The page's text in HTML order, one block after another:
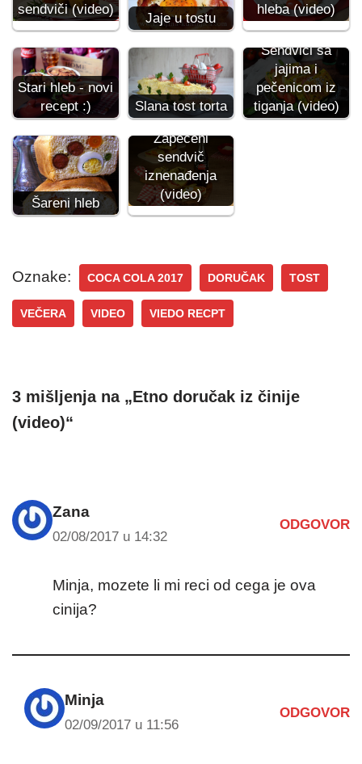
sendviči (video)
Jaje u tostu
hleba (video)
Stari hleb - novi
recept :)
Slana tost torta
Sendviči sa
jajima i
pečenicom iz
tiganja (video)
Šareni hleb
Zapečeni
sendvič
iznenađenja
(video)
Oznake: COCA COLA 2017 DORUČAK TOST
VEČERA VIDEO VIEDO RECPT
3 mišljenja na „Etno doručak iz činije
(video)“
Zana
02/08/2017 u 14:32
ODGOVOR
Minja, mozete li mi reci od cega je ova
cinija?
Minja
02/09/2017 u 11:56
ODGOVOR